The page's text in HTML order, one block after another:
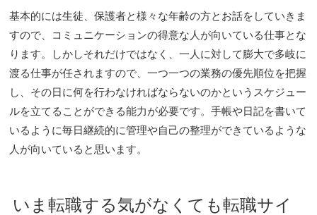
基本的には生徒、保護者と様々な年齢の方とお話をしていきま
すので、コミュニケーションの得意な人が向いている仕事とな
ります。しかしそれだけではなく、一人に対して膨大で多岐に
渡る仕事が任されますので、一つ一つの業務の優先順位を把握
し、その日に何を行わなければならないのかというスケジュー
ルを立てることができる能力が必要です。手帳や日記を書いて
いるように毎日継続的に管理や自己の整理ができているような
人が向いていると思います。
いま転職する気がなくても転職サイ